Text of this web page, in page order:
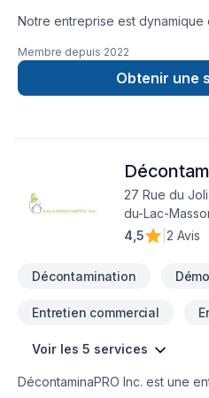
Notre entreprise est
construction.Grâce à nos
menuiserie, en ingénierie et en
possédons une compréhension
d’entrepreneurs généraux.
Membre depuis 2022
Obtenir une
27 Rue du
du-Lac-
4,5
2 Avis
Décontamination
Entretien commercial
Voir les 5 services
DécontaminaPRO Inc. est une